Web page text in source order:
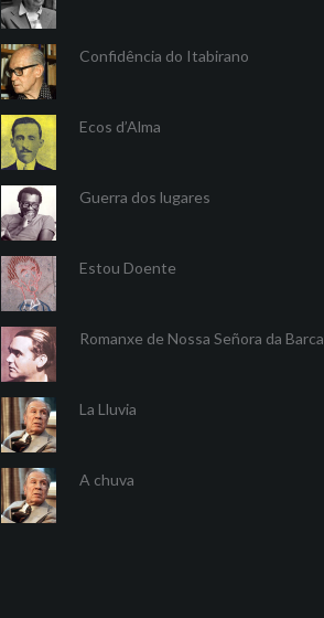
Confidência do Itabirano
Ecos d’Alma
Guerra dos lugares
Estou Doente
Romanxe de Nossa Señora da Barca
La Lluvia
A chuva